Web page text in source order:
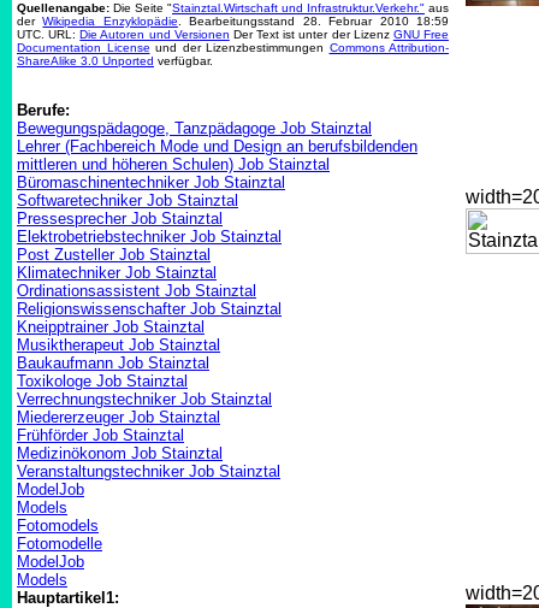
Quellenangabe: Die Seite "Stainztal.Wirtschaft und Infrastruktur.Verkehr." aus
derWikipedia Enzyklopädie . Bearbeitungsstand 28. Februar 2010 18:59
UTC. URL:Die Autoren und Versionen Der Text ist unter der Lizenz GNU Free
Documentation License und der Lizenzbestimmungen Commons Attribution-
ShareAlike 3.0 Unported verfügbar.
Berufe:
Bewegungspädagoge, Tanzpädagoge Job Stainztal
Lehrer (Fachbereich Mode und Design an berufsbildenden
mittleren und höheren Schulen) Job Stainztal
Büromaschinentechniker Job Stainztal
Softwaretechniker Job Stainztal
Pressesprecher Job Stainztal
Elektrobetriebstechniker Job Stainztal
Post Zusteller Job Stainztal
Klimatechniker Job Stainztal
Ordinationsassistent Job Stainztal
Religionswissenschafter Job Stainztal
Kneipptrainer Job Stainztal
Musiktherapeut Job Stainztal
Baukaufmann Job Stainztal
Toxikologe Job Stainztal
Verrechnungstechniker Job Stainztal
Miedererzeuger Job Stainztal
Frühförder Job Stainztal
Medizinökonom Job Stainztal
Veranstaltungstechniker Job Stainztal
ModelJob
Models
Fotomodels
Fotomodelle
ModelJob
Models
Hauptartikel1: